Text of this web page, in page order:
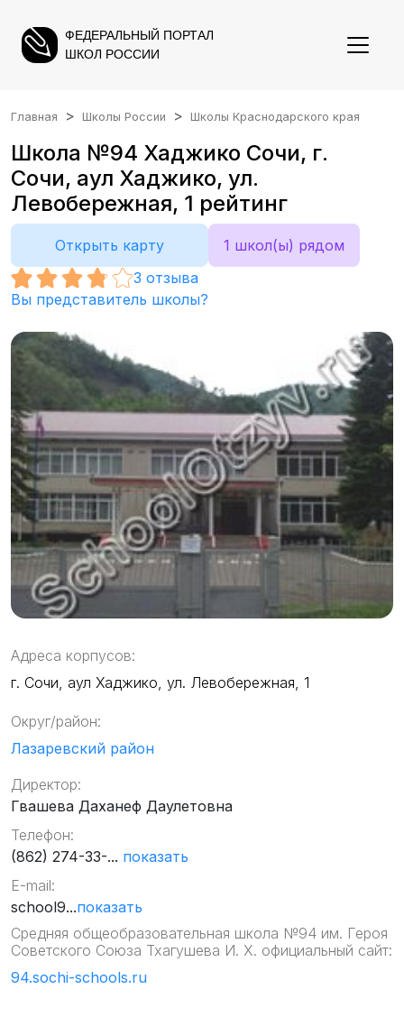
ФЕДЕРАЛЬНЫЙ ПОРТАЛ
ШКОЛ РОССИИ
Главная Школы России Школы Краснодарского края
Школа №94 Хаджико Сочи, г.
Сочи, аул Хаджико, ул.
Левобережная, 1 рейтинг
Открыть карту
1 школ(ы) рядом
3 отзыва
Вы представитель школы?
Адреса корпусов:
г. Сочи, аул Хаджико, ул. Левобережная, 1
Округ/район:
Лазаревский район
Директор:
Гвашева Даханеф Даулетовна
Телефон:
(862) 274-33-... показать
E-mail:
school9...показать
Средняя общеобразовательная школа №94 им. Героя
Советского Союза Тхагушева И. Х. официальный сайт:
94.sochi-schools.ru